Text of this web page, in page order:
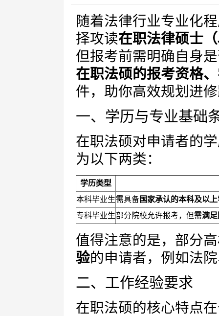
随着法律行业专业化
择攻读在职法律硕士
但报考前需明确自身
在职法硕的报考资格
件，助你高效规划进
一、学历与专业基础
在职法硕对申请者的
为以下两类：
学历类型
本科毕业生需具备国家承认的本科及以
专科毕业生部分院校允许报考，但需满
值得注意的是，部分
验的申请者，例如法
二、工作经验要求
在职法硕的核心特点